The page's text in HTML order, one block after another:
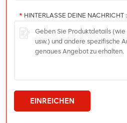
* HINTERLASSE DEINE NACHRICHT :
EINREICHEN